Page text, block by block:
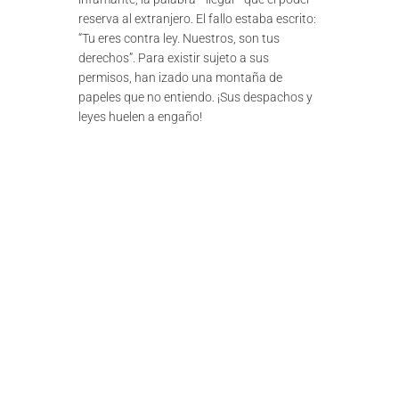
reserva al extranjero. El fallo estaba escrito:
“Tu eres contra ley. Nuestros, son tus
derechos”. Para existir sujeto a sus
permisos, han izado una montaña de
papeles que no entiendo. ¡Sus despachos y
leyes huelen a engaño!